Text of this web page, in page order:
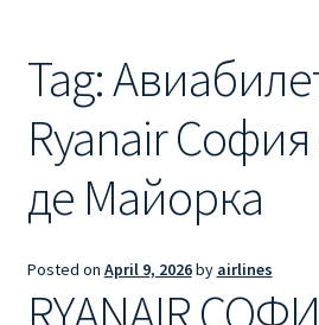
RYANAIR ИЗ РИГИ
Ryanair из Стокгольма
RYANAIR ИЗ ТАЛЛИНА
Ryanair из Тампере
Tag:
Ryanair
де Майорка
Posted on April 9, 2026by airlines